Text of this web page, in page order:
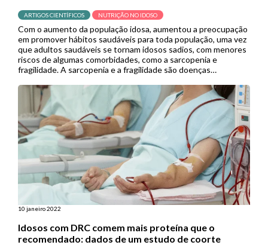
ARTIGOS CIENTÍFICOS NUTRIÇÃO NO IDOSO
Com o aumento da população idosa, aumentou a preocupação
em promover hábitos saudáveis para toda população, uma vez
que adultos saudáveis se tornam idosos sadios, com menores
riscos de algumas comorbidades, como a sarcopenia e
fragilidade. A sarcopenia e a fragilidade são doenças
indivíduo, principalmente […]
10 janeiro 2022
Idosos com DRC comem mais proteína que o
recomendado: dados de um estudo de coorte